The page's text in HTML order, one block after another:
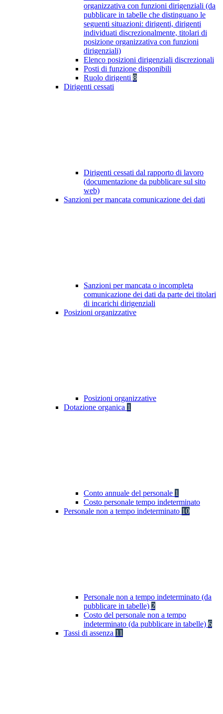
organizzativa con funzioni dirigenziali (da
pubblicare in tabelle che distinguano le
seguenti situazioni: dirigenti, dirigenti
individuati discrezionalmente, titolari di
posizione organizzativa con funzioni
dirigenziali)
Elenco posizioni dirigenziali discrezionali
Posti di funzione disponibili
Ruolo dirigenti 8
Dirigenti cessati
Dirigenti cessati dal rapporto di lavoro
(documentazione da pubblicare sul sito
web)
Sanzioni per mancata comunicazione dei dati
Sanzioni per mancata o incompleta
comunicazione dei dati da parte dei titolari
di incarichi dirigenziali
Posizioni organizzative
Posizioni organizzative
Dotazione organica 1
Conto annuale del personale 1
Costo personale tempo indeterminato
Personale non a tempo indeterminato 10
Personale non a tempo indeterminato (da
pubblicare in tabelle) 2
Costo del personale non a tempo
indeterminato (da pubblicare in tabelle) 6
Tassi di assenza 11